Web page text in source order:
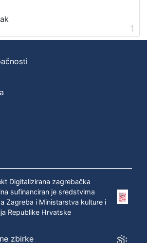
1
Digitalizirana zagrebačka
sufinanciran je sredstvima
Zagreba i Ministarstva kulture i
Republike Hrvatske
zbirke